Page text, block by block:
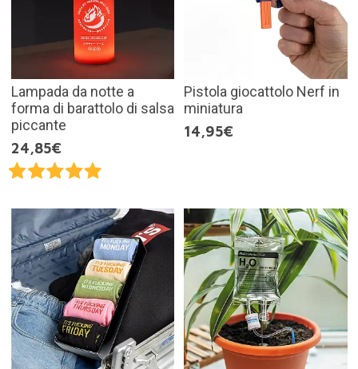
Lampada da notte a
forma di barattolo di salsa
piccante
24,85€
Pistola giocattolo Nerf in
miniatura
14,95€